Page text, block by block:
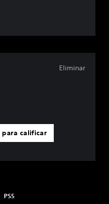
para calificar
Eliminar
PS5